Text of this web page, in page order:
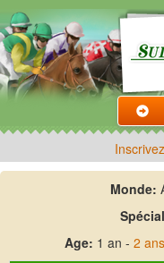
Monde:
Age: 1 an - 2 ans